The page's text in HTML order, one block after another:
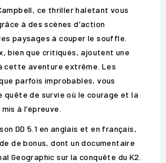
ce thriller haletant vous
à des scènes d'action
paysages à couper le souffle.
bien que critiqués, ajoutent une
cette aventure extrême. Les
parfois improbables, vous
quête de survie où le courage et la
à l'épreuve.
DD 5.1 en anglais et en français,
de bonus, dont un documentaire
Geographic sur la conquête du K2.